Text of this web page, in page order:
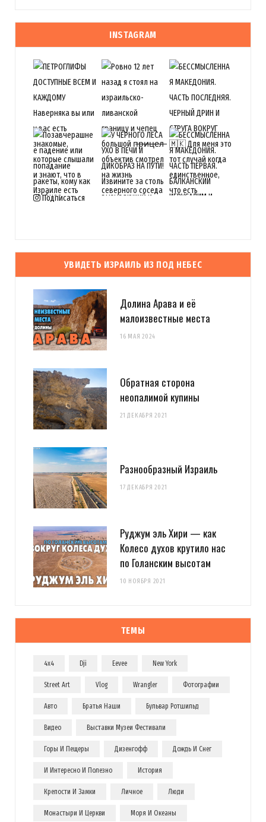
INSTAGRAM
Подписаться
УВИДЕТЬ ИЗРАИЛЬ ИЗ ПОД НЕБЕС
Долина Арава и её
малоизвестные места
16 МАЯ 2024
Обратная сторона
неопалимой купины
21 ДЕКАБРЯ 2021
Разнообразный Израиль
17 ДЕКАБРЯ 2021
Руджум эль Хири — как
Колесо духов крутило нас
по Голанским высотам
10 НОЯБРЯ 2021
ТЕМЫ
4x4 Dji Eevee New York
Street Art Vlog Wrangler Фотографии
Авто Братья Наши Бульвар Ротшильд
Видео Выставки Музеи Фестивали
Горы И Пещеры Дизенгофф Дождь И Снег
И Интересно И Полезно История
Крепости И Замки Личное Люди
Монастыри И Церкви Моря И Океаны